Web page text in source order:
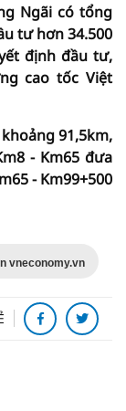
Ngãi có tổng
tư hơn 34.500
định đầu tư,
cao tốc Việt
91,5km,
- Km65 đưa
- Km99+500
vneconomy.vn